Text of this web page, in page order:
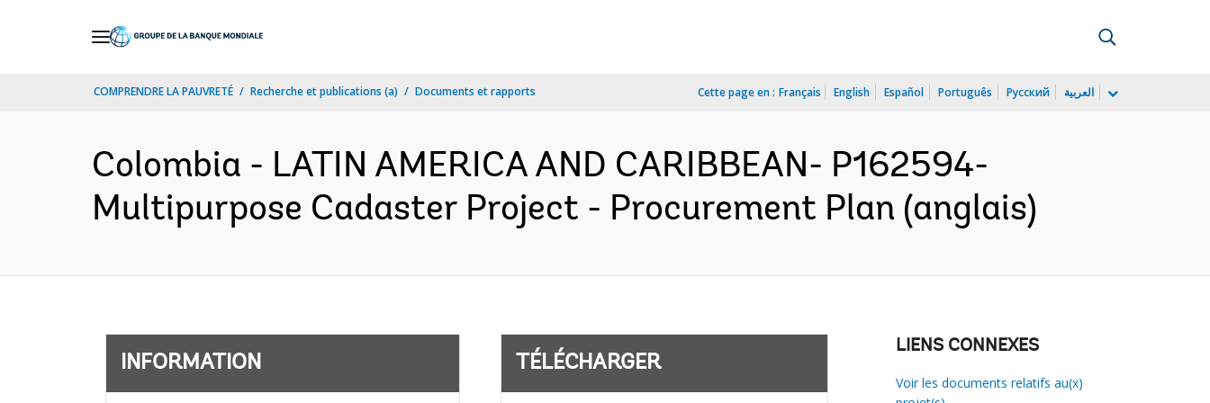
COMPRENDRE LA PAUVRETÉ Recherche et publications (a) Documents et rapports Cette page en : Français English Español Português Русский العربية
Colombia - LATIN AMERICA AND CARIBBEAN- P162594-
Multipurpose Cadaster Project - Procurement Plan (anglais)
INFORMATION TÉLÉCHARGER
LIENS CONNEXES
Voir les documents relatifs au(x)